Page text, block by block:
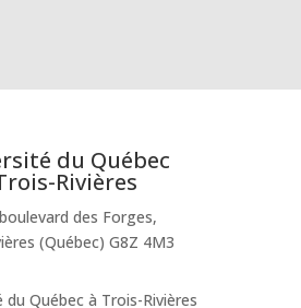
du Québec
Rivières
des Forges,
(Québec) G8Z 4M3
Québec à Trois-Rivières